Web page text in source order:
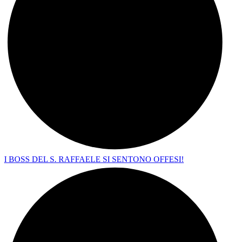
I BOSS DEL S. RAFFAELE SI SENTONO OFFESI!